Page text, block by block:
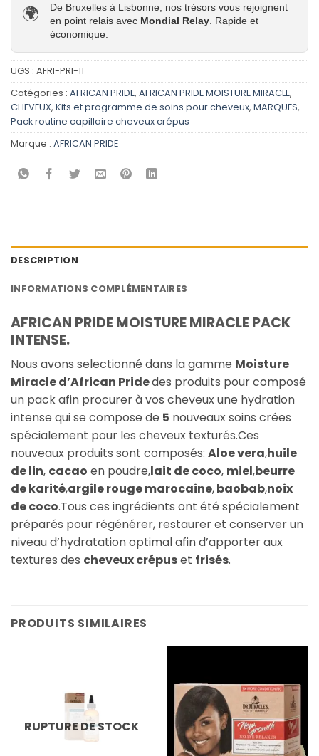
🌍
De Bruxelles à Lisbonne, nos trésors vous rejoignent
en point relais avec Mondial Relay . Rapide et
économique.
UGS : AFRI-PRI-11
Catégories : AFRICAN PRIDE, AFRICAN PRIDE MOISTURE MIRACLE,
CHEVEUX, Kits et programme de soins pour cheveux, MARQUES,
Pack routine capillaire cheveux crépus
Marque : AFRICAN PRIDE
DESCRIPTION
INFORMATIONS COMPLÉMENTAIRES
AFRICAN PRIDE MOISTURE MIRACLE PACK
INTENSE.
Nous avons selectionné dans la gamme Moisture
Miracle d’African Pridedes produits pour composé
un pack afin procurer à vos cheveux une hydration
intense qui se compose de 5 nouveaux soins crées
spécialement pour les cheveux texturés.Ces
nouveaux produits sont composés: Aloe vera,huile
de lin, cacao en poudre,lait de coco, miel,beurre
de karité,argile rouge marocaine,baobab,noix
de coco.Tous ces ingrédients ont été spécialement
préparés pour régénérer, restaurer et conserver un
niveau d’hydratation optimal afin d’apporter aux
textures des cheveux crépuset frisés.
PRODUITS SIMILAIRES
RUPTURE DE STOCK